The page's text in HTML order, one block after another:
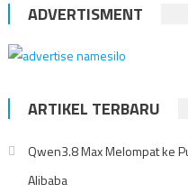
ADVERTISMENT
ARTIKEL TERBARU
Qwen3.8 Max Melompat ke
Alibaba